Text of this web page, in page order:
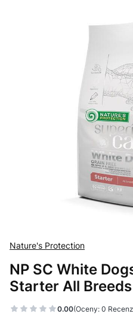
Nature's Protection
NP SC White
Starter All
0.00(Oceny: 0